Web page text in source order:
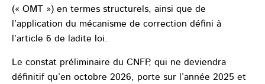
(« OMT ») en termes structurels, ainsi que de
l’application du mécanisme de correction défini à
l’article 6 de ladite loi.
Le constat préliminaire du CNFP, qui ne deviendra
définitif qu’en octobre 2026, porte sur l’année 2025 et